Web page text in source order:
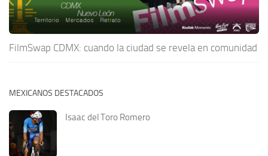
FilmSwap CDMX: cuando la ciudad se revela en comunidad
MEXICANOS DESTACADOS
Isaac del Toro Romero